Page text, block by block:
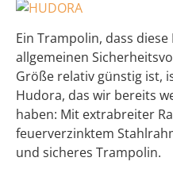
Ein Trampolin, dass
allgemeinen
Größe relativ günstig ist,
Hudora, das wir bereits
haben: Mit extrabreiter
feuerverzinktem
und sicheres Trampolin.